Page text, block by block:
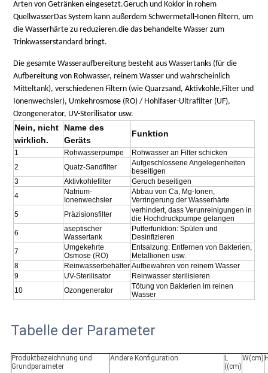
Arten von Getränken eingesetzt.Geruch und Koklor in rohem
QuellwasserDas System kann außerdem Schwermetall-Ionen filtern, um
die Wasserhärte zu reduzieren.die das behandelte Wasser zum
Trinkwasserstandard bringt.
Die gesamte Wasseraufbereitung besteht aus Wassertanks (für die
Aufbereitung von Rohwasser, reinem Wasser und wahrscheinlich
Mitteltank), verschiedenen Filtern (wie Quarzsand, Aktivkohle,Filter und
Ionenwechsler), Umkehrosmose (RO) / Hohlfaser-Ultrafilter (UF),
Ozongenerator, UV-Sterilisator usw.
Nein, nicht
wirklich.
Name des
Geräts
Funktion
1 Rohwasserpumpe
Rohwasser an Filter schicken
2
Quatz-Sandfilter
Aufgeschlossene Angelegenheiten
beseitigen
3
Aktivkohlefilter
Geruch beseitigen
4
Natrium-
Ionenwechsler
Abbau von Ca, Mg-Ionen,
Verringerung der Wasserhärte
5
Präzisionsfilter
verhindert, dass Verunreinigungen in
die Hochdruckpumpe gelangen
6
aseptischer
Wassertank
Pufferfunktion: Spülen und
Desinfizieren
7
Umgekehrte
Osmose (RO)
Entsalzung: Entfernen von Bakterien,
Metallionen usw.
8
Reinwasserbehälter Aufbewahren von reinem Wasser
9
UV-Sterilisator
Reinwasser sterilisieren
10
Ozongenerator
Tötung von Bakterien im reinen
Wasser
Tabelle der Parameter
Produktbezeichnung und
Grundparameter
Andere Konfiguration
L
((cm)
W(cm)